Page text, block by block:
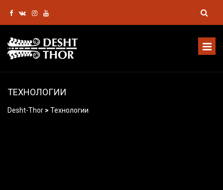
ТЕХНОЛОГИИ
Desht-Thor > Технологии